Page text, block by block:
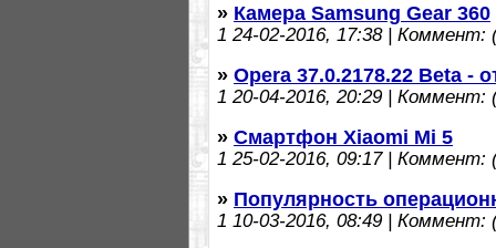
» Камера Samsung Gear 360
1 24-02-2016, 17:38 | Коммент:
» Opera 37.0.2178.22 Beta -
1 20-04-2016, 20:29 | Коммент:
» Смартфон Xiaomi Mi 5
1 25-02-2016, 09:17 | Коммент:
» Популярность
1 10-03-2016, 08:49 | Коммент: